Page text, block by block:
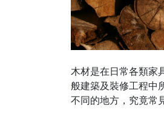
木材是在日常各類家
般建築及裝修工程中
不同的地方，究竟常